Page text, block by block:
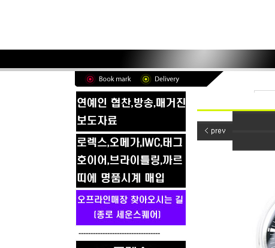
----------------------------------